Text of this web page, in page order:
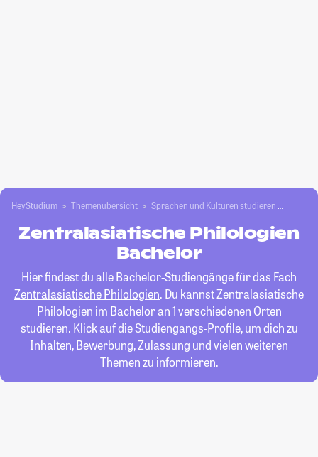
HeyStudium Themenübersicht Sprachen und Kulturen studieren
Zentralasiatische Philologien
Bachelor
Hier findest du alle Bachelor-Studiengänge für das Fach
Zentralasiatische Philologien. Du kannst Zentralasiatische
Philologien im Bachelor an 1 verschiedenen Orten
studieren. Klick auf die Studiengangs-Profile, um dich zu
Inhalten, Bewerbung, Zulassung und vielen weiteren
Themen zu informieren.